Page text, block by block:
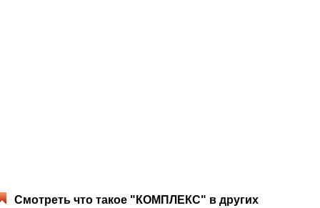
Смотреть что такое "КОМПЛЕКС" в других